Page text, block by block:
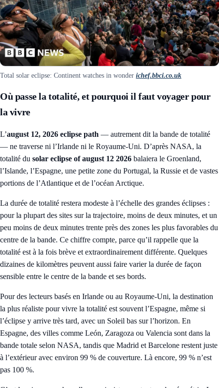
Total solar eclipse: Continent watches in wonder ichef.bbci.co.uk
Où passe la totalité, et pourquoi il faut voyager pour
la vivre
L’august 12, 2026 eclipse path — autrement dit la bande de totalité
— ne traverse ni l’Irlande ni le Royaume-Uni. D’après NASA, la
totalité du solar eclipse of august 12 2026 balaiera le Groenland,
l’Islande, l’Espagne, une petite zone du Portugal, la Russie et de vastes
portions de l’Atlantique et de l’océan Arctique.
La durée de totalité restera modeste à l’échelle des grandes éclipses :
pour la plupart des sites sur la trajectoire, moins de deux minutes, et un
peu moins de deux minutes trente près des zones les plus favorables du
centre de la bande. Ce chiffre compte, parce qu’il rappelle que la
totalité est à la fois brève et extraordinairement différente. Quelques
dizaines de kilomètres peuvent aussi faire varier la durée de façon
sensible entre le centre de la bande et ses bords.
Pour des lecteurs basés en Irlande ou au Royaume-Uni, la destination
la plus réaliste pour vivre la totalité est souvent l’Espagne, même si
l’éclipse y arrive très tard, avec un Soleil bas sur l’horizon. En
Espagne, des villes comme León, Zaragoza ou Valencia sont dans la
bande totale selon NASA, tandis que Madrid et Barcelone restent juste
à l’extérieur avec environ 99 % de couverture. Là encore, 99 % n’est
pas 100 %.